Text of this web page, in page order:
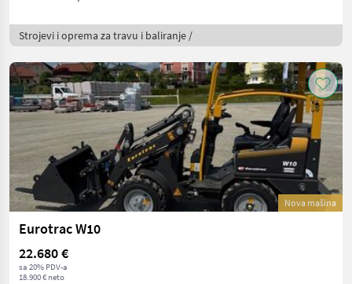
Strojevi i oprema za travu i baliranje /
Nova mašina
Eurotrac W10
22.680 €
sa 20% PDV-a
18.900 € neto